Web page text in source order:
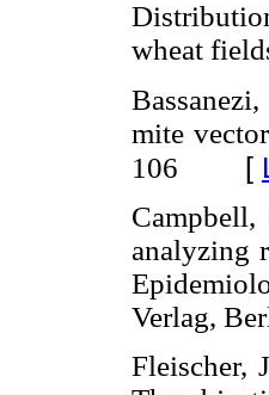
wheat
mite
106 [
analyzing
Verlag,
Fleischer,